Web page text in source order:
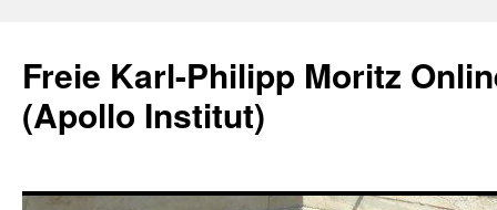
content
Freie Karl-Philipp Moritz
(Apollo Institut)